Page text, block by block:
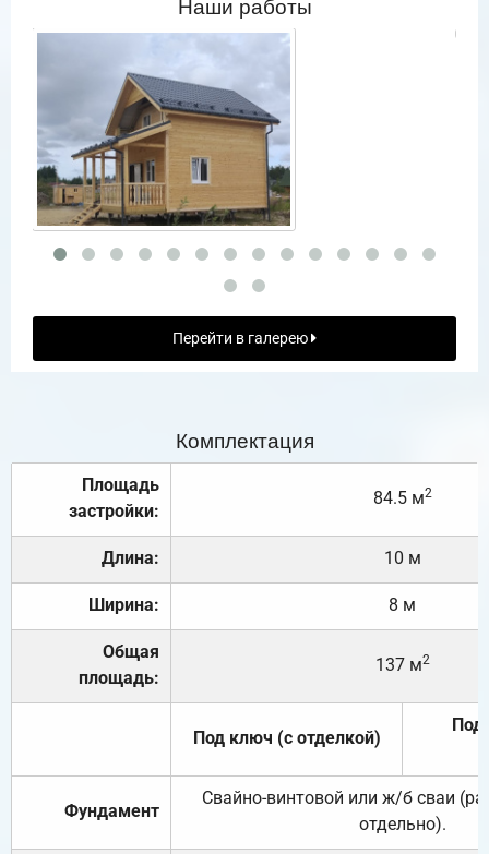
Перейти в галерею
Комплектация
Площадь
застройки:
84.5 м2
Длина: 10 м
Ширина: 8 м
Общая
площадь:
137 м2
Под ключ (с отделкой)
Под
Фундамент
Свайно-винтовой или ж/б сваи
отдельно).